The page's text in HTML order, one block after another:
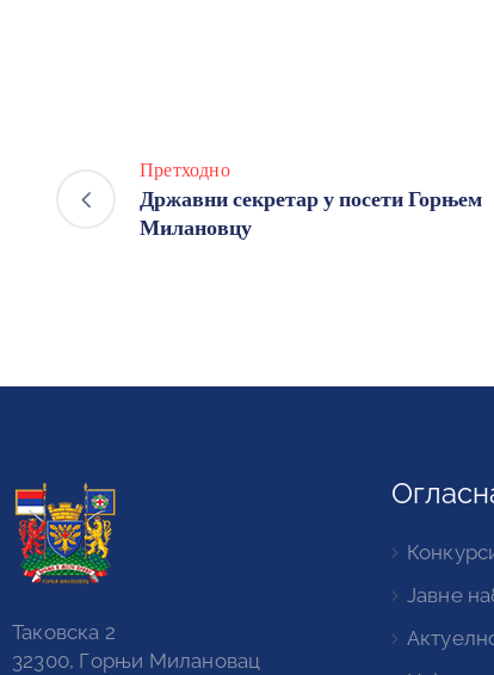
Претходно
Државни секретар у посети Горњем
Милановцу
Таковска 2
32300, Горњи Милановац
Јавне